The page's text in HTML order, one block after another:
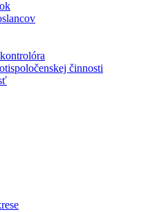
činnosti